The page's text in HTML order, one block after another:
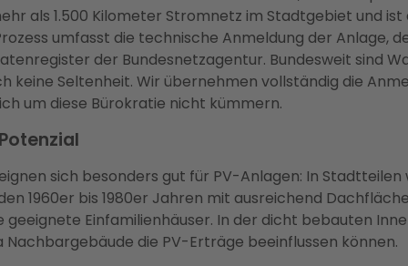
als 1.500 Kilometer Stromnetz im Stadtgebiet und
umfasst die technische Anmeldung der Anlage,
der Bundesnetzagentur. Bundesweit sind
Seltenheit. Wir übernehmen vollständig die
um diese Bürokratie nicht kümmern.
sich besonders gut für PV-Anlagen: In Stadtteilen
1960er bis 1980er Jahren mit ausreichend
Einfamilienhäuser. In der dicht bebauten
die PV-Erträge beeinflussen können.